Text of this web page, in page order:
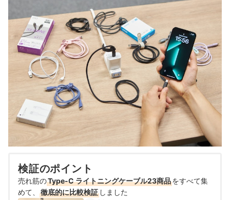
検証のポイント
売れ筋のType-C ライトニングケーブル23商品をすべて集
めて、
徹底的に比較検証 しました